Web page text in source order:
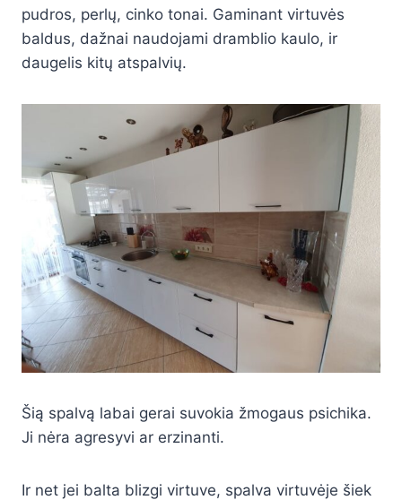
pudros, perlų, cinko tonai. Gaminant virtuvės
baldus, dažnai naudojami dramblio kaulo, ir
daugelis kitų atspalvių.
Šią spalvą labai gerai suvokia žmogaus psichika.
Ji nėra agresyvi ar erzinanti.
Ir net jei balta blizgi virtuve, spalva virtuvėje šiek